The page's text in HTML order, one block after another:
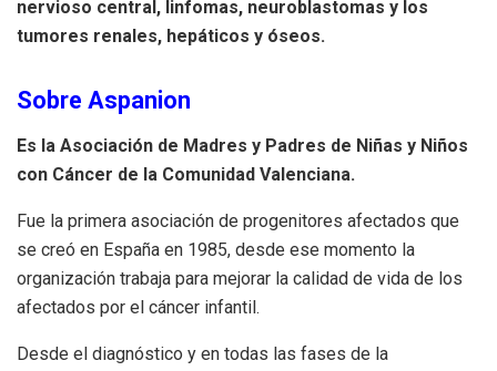
nervioso central, linfomas, neuroblastomas y los
tumores renales, hepáticos y óseos.
Sobre Aspanion
Es la Asociación de Madres y Padres de Niñas y Niños
con Cáncer de la Comunidad Valenciana.
Fue la primera asociación de progenitores afectados que
se creó en España en 1985, desde ese momento la
organización trabaja para mejorar la calidad de vida de los
afectados por el cáncer infantil.
Desde el diagnóstico y en todas las fases de la